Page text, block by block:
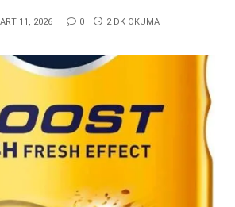
11, 2026 0 2 DK OKUMA